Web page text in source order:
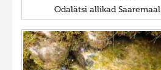
Odalätsi allikad Saaremaal